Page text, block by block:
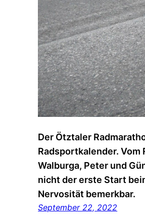
Der Ötztaler
Radsportkalender. Vom
Walburga, Peter und
nicht der erste Start
Nervosität bemerkbar.
September 22, 2022